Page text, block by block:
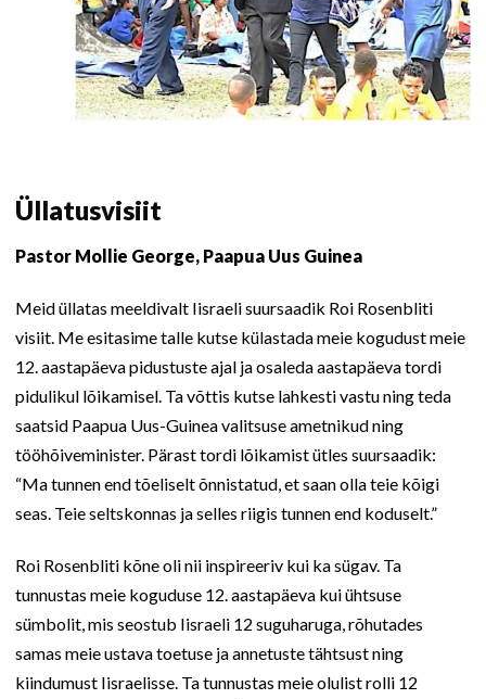
Üllatusvisiit
Pastor Mollie George, Paapua Uus Guinea
Meid üllatas meeldivalt Iisraeli suursaadik Roi Rosenbliti
visiit. Me esitasime talle kutse külastada meie kogudust meie
12. aastapäeva pidustuste ajal ja osaleda aastapäeva tordi
pidulikul lõikamisel. Ta võttis kutse lahkesti vastu ning teda
saatsid Paapua Uus-Guinea valitsuse ametnikud ning
tööhõiveminister. Pärast tordi lõikamist ütles suursaadik:
“Ma tunnen end tõeliselt õnnistatud, et saan olla teie kõigi
seas. Teie seltskonnas ja selles riigis tunnen end koduselt.”
Roi Rosenbliti kõne oli nii inspireeriv kui ka sügav. Ta
tunnustas meie koguduse 12. aastapäeva kui ühtsuse
sümbolit, mis seostub Iisraeli 12 suguharuga, rõhutades
samas meie ustava toetuse ja annetuste tähtsust ning
kiindumust Iisraelisse. Ta tunnustas meie olulist rolli 12